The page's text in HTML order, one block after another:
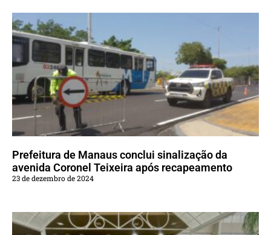
Prefeitura de Manaus conclui sinalização da
avenida Coronel Teixeira após recapeamento
23 de dezembro de 2024